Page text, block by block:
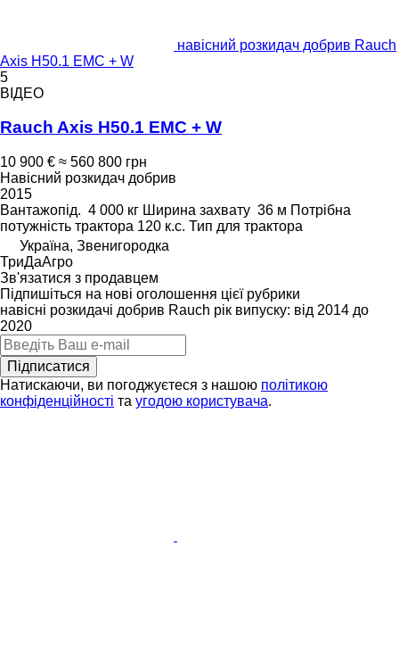
навісний розкидач добрив Rauch
Axis H50.1 EMC + W
5
ВІДЕО
Rauch Axis H50.1 EMC + W
10 900 € ≈ 560 800 грн
Навісний розкидач добрив
2015
Вантажопід. 4 000 кг Ширина захвату 36 м Потрібна
потужність трактора 120 к.с. Тип для трактора
Україна, Звенигородка
ТриДаАгро
Зв'язатися з продавцем
Підпишіться на нові оголошення цієї рубрики
навісні розкидачі добрив Rauch рік випуску: від 2014 до
2020
Підписатися
Натискаючи, ви погоджуєтеся з нашою політикою
конфіденційності та угодою користувача.